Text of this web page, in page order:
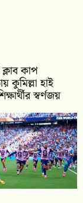
কাপ
কুমিল্লা হাই
স্বর্ণজয়